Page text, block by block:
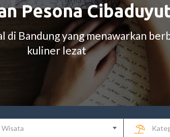
Pesona
di Bandung yang menawarkan
kuliner lezat
Wisata